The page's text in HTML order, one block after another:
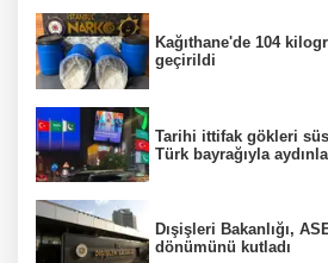
Kağıthane'de 104
geçirildi
Tarihi ittifak gökleri
Türk bayrağıyla
Dışişleri Bakanlığı,
dönümünü kutladı